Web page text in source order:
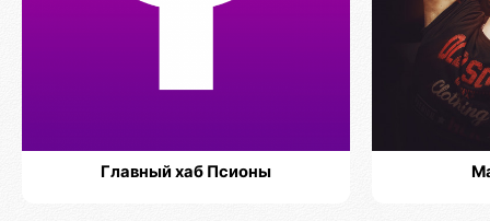
Главный хаб Псионы